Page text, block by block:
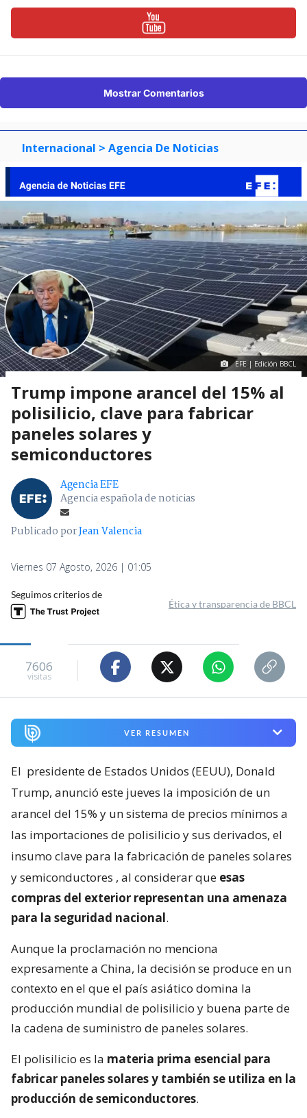
Mostrar Comentarios
Internacional > Agencia De Noticias
EFE | Edición BBCL
Trump impone arancel del 15% al
polisilicio, clave para fabricar
paneles solares y
semiconductores
Agencia EFE
Agencia española de noticias
Publicado porJean Valencia
Viernes 07 Agosto, 2026 | 01:05
Seguimos criterios de
Ética y transparencia de BBCL
7606
visitas
VER RESUMEN
El presidente de Estados Unidos (EEUU), Donald
Trump, anunció este jueves la imposición de un
arancel del 15% y un sistema de precios mínimos a
las importaciones de polisilicio y sus derivados, el
insumo clave para la fabricación de paneles solares
y semiconductores , al considerar que esas
compras del exterior representan una amenaza
para la seguridad nacional.
Aunque la proclamación no menciona
expresamente a China, la decisión se produce en un
contexto en el que el país asiático domina la
producción mundial de polisilicio y buena parte de
la cadena de suministro de paneles solares.
El polisilicio es la materia prima esencial para
fabricar paneles solares y también se utiliza en la
producción de semiconductores.